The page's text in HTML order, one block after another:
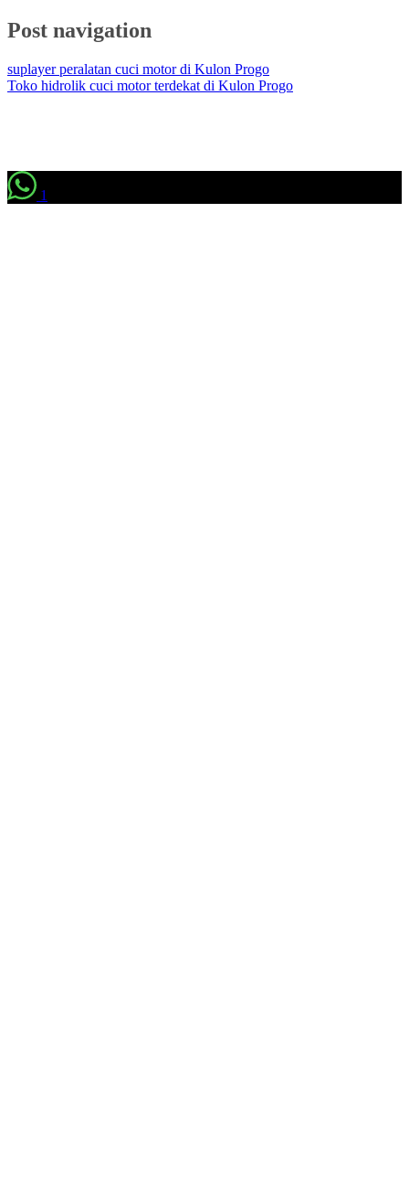
Post navigation
suplayer peralatan cuci motor di Kulon Progo
Toko hidrolik cuci motor terdekat di Kulon Progo
1